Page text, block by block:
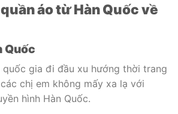
áo từ Hàn Quốc về
Quốc
quốc gia đi đầu xu hướng thời trang
chị em không mấy xa lạ với
hình Hàn Quốc.